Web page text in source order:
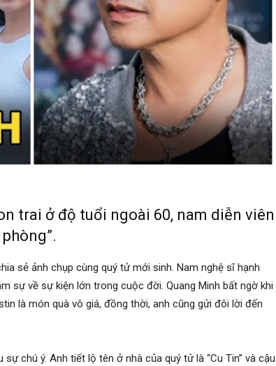
trai ở độ tuổi ngoài 60, nam diễn viên
sẻ ảnh chụp cùng quý tử mới sinh. Nam nghệ sĩ hạnh
sự về sự kiện lớn trong cuộc đời. Quang Minh bất ngờ khi
là món quà vô giá, đồng thời, anh cũng gửi đôi lời đến
chú ý. Anh tiết lộ tên ở nhà của quý tử là “Cu Tin” và cậu